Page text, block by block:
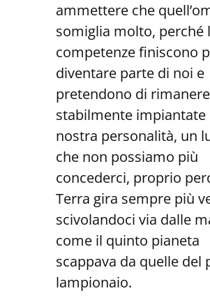
ammettere che
somiglia molto, perché
competenze finiscono
diventare parte di noi e
pretendono di rimanere
stabilmente impiantate
nostra personalità, un
che non possiamo più
concederci, proprio
Terra gira sempre più
scivolandoci via dalle
come il quinto pianeta
scappava da quelle del
lampionaio.